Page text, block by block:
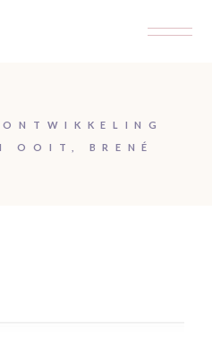
OOIT, BRENÉ